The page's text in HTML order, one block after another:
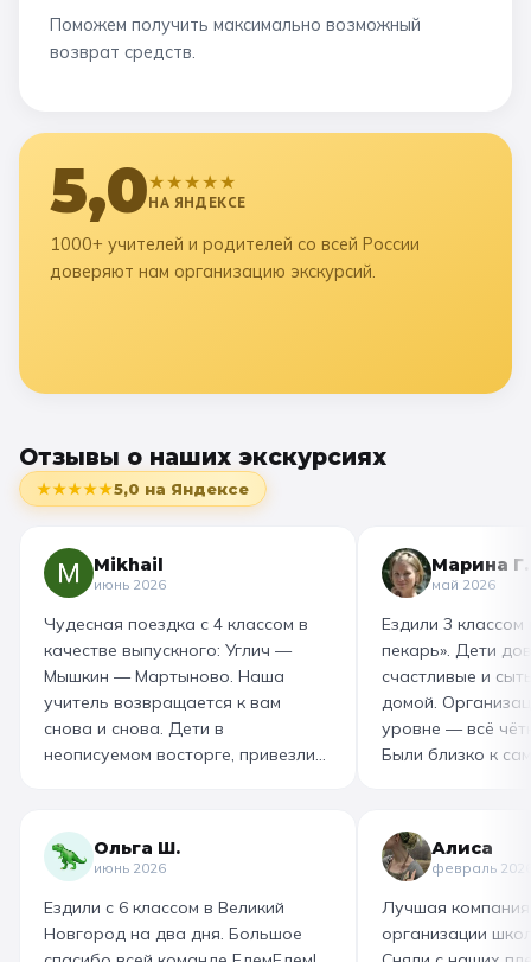
Поможем получить максимально возможный
возврат средств.
5,0★★★★★
НА ЯНДЕКСЕ
1000+ учителей и родителей со всей России
доверяют нам организацию экскурсий.
Отзывы о наших экскурсиях
★★★★★5,0 на Яндексе
Mikhail
июнь 2026
Чудесная поездка с 4 классом в
качестве выпускного: Углич —
Мышкин — Мартыново. Наша
учитель возвращается к вам
снова и снова. Дети в
неописуемом восторге, привезли
маршрут для себя, настолько
интересно и насыщенно было.
Огромная благодарность
организатору! Вы лучшие: от
выбора супер-маршрута, питания,
Марина Г.
май 2026
Ездили 3 классом
пекарь». Дети
счастливые и
домой.
уровне — всё
Были близко к
гигантский
изготовили
слоёного теста,
со скоморохом,
загадками. В
Ольга Ш.
июнь 2026
Ездили с 6 классом в Великий
Новгород на два дня. Большое
Алиса
февраль
Лучшая
организации